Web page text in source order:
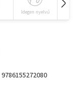
Idegen nyelvű
9786155272080